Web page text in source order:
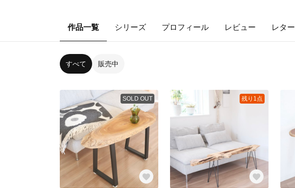
作品一覧 シリーズ プロフィール レビュー レター
すべて 販売中
SOLD OUT 残り1点